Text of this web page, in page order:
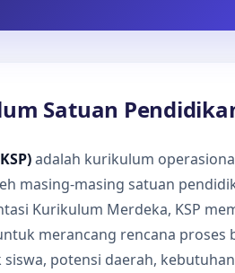
Satuan
adalah kurikulum
masing-masing satuan
Kurikulum Merdeka, KSP
merancang rencana proses
potensi daerah, kebutuhan